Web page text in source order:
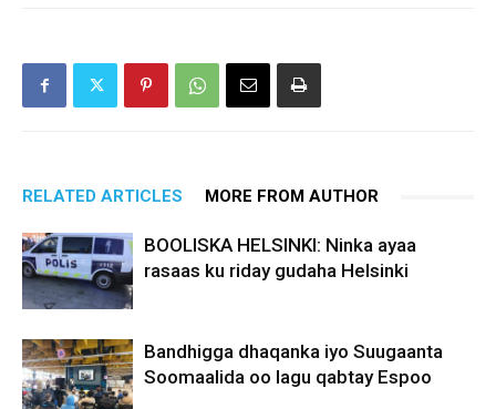
RELATED ARTICLES MORE FROM AUTHOR
BOOLISKA HELSINKI: Ninka ayaa
rasaas ku riday gudaha Helsinki
Bandhigga dhaqanka iyo Suugaanta
Soomaalida oo lagu qabtay Espoo